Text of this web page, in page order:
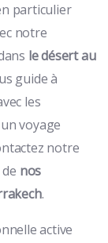
particulier
notre
le désert au
guide à
les
voyage
notre
nos
.
active